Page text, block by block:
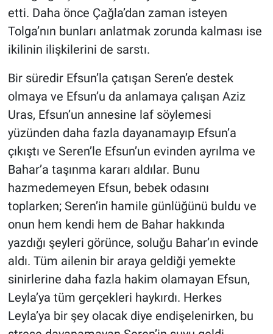
etti. Daha önce Çağla’dan zaman isteyen
Tolga’nın bunları anlatmak zorunda kalması ise
ikilinin ilişkilerini de sarstı.
Bir süredir Efsun’la çatışan Seren’e destek
olmaya ve Efsun’u da anlamaya çalışan Aziz
Uras, Efsun’un annesine laf söylemesi
yüzünden daha fazla dayanamayıp Efsun’a
çıkıştı ve Seren’le Efsun’un evinden ayrılma ve
Bahar’a taşınma kararı aldılar. Bunu
hazmedemeyen Efsun, bebek odasını
toplarken; Seren’in hamile günlüğünü buldu ve
onun hem kendi hem de Bahar hakkında
yazdığı şeyleri görünce, soluğu Bahar’ın evinde
aldı. Tüm ailenin bir araya geldiği yemekte
sinirlerine daha fazla hakim olamayan Efsun,
Leyla’ya tüm gerçekleri haykırdı. Herkes
Leyla’ya bir şey olacak diye endişelenirken, bu